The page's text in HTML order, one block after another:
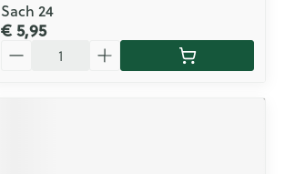
Sach 24
€ 5,95